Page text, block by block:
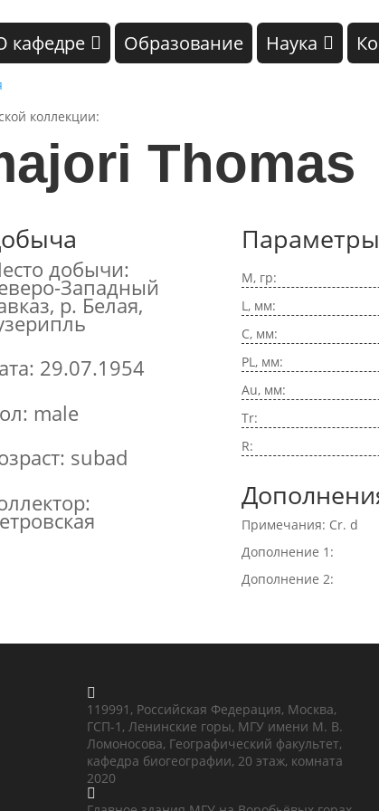
кафедре Образование Наука
коллекции:
Thomas
добычи:
Западный
р. Белая,
29.07.1954
male
subad
Параметры
M, гр:
L, мм:
C, мм:
PL, мм:
Au, мм:
Tr:
R:
Примечания: Cr. d
Дополнение 1:
Дополнение 2:

119991, Российская Федерация, Москва,
ГСП-1, Ленинские горы, МГУ имени М. В.
Ломоносова, Географический факультет,
кафедра биогеографии, 20 этаж, комната
2020
